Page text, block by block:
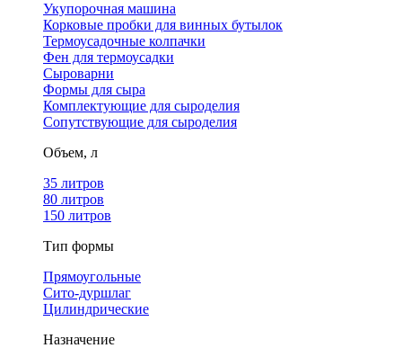
Укупорочная машина
Корковые пробки для винных бутылок
Термоусадочные колпачки
Фен для термоусадки
Сыроварни
Формы для сыра
Комплектующие для сыроделия
Сопутствующие для сыроделия
Объем, л
35 литров
80 литров
150 литров
Тип формы
Прямоугольные
Сито-дуршлаг
Цилиндрические
Назначение